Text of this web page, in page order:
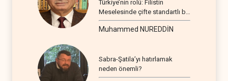
Türkiye’nin rolü: Filistin
Meselesinde çifte standartlı bir
seyir
Muhammed NUREDDİN
Sabra-Şatila’yı hatırlamak
neden önemli?